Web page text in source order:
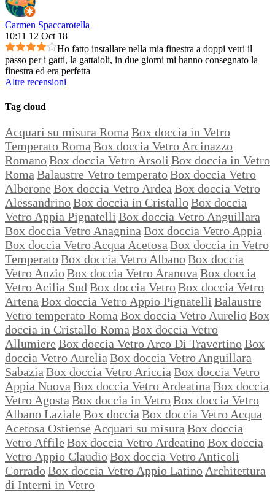
Carmen Spaccarotella
10:11 12 Oct 18
Ho fatto installare nella mia finestra a doppi vetri il
passo per i gatti, la gattaioli, in due giorni mi hanno consegnato la
finestra ed era perfetta
Altre recensioni
Tag cloud
Acquari su misura Roma Box doccia in Vetro
Temperato Roma Box doccia Vetro Arcinazzo
RomanoBox doccia Vetro Arsoli Box doccia in Vetro
Roma Balaustre Vetro temperatoBox doccia Vetro
Alberone Box doccia Vetro Ardea Box doccia Vetro
AlessandrinoBox doccia in CristalloBox doccia
Vetro Appia Pignatelli Box doccia Vetro Anguillara
Box doccia Vetro Anagnina Box doccia Vetro Appia
Box doccia Vetro Acqua Acetosa Box doccia in Vetro
TemperatoBox doccia Vetro AlbanoBox doccia
Vetro AnzioBox doccia Vetro Aranova Box doccia
Vetro Acilia Sud Box doccia VetroBox doccia Vetro
Artena Box doccia Vetro Appio Pignatelli Balaustre
Vetro temperato Roma Box doccia Vetro AurelioBox
doccia in Cristallo Roma Box doccia Vetro
Allumiere Box doccia Vetro Arco Di TravertinoBox
doccia Vetro Aurelia Box doccia Vetro Anguillara
Sabazia Box doccia Vetro Ariccia Box doccia Vetro
Appia Nuova Box doccia Vetro Ardeatina Box doccia
Vetro Agosta Box doccia in VetroBox doccia Vetro
Albano Laziale Box doccia Box doccia Vetro Acqua
Acetosa Ostiense Acquari su misura Box doccia
Vetro Affile Box doccia Vetro ArdeatinoBox doccia
Vetro Appio ClaudioBox doccia Vetro Anticoli
CorradoBox doccia Vetro Appio Latino Architettura
di Interni in Vetro